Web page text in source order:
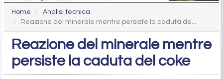
Home
Analisi tecnica
Reazione del minerale mentre persiste la caduta de...
Reazione del minerale mentre
persiste la caduta del coke